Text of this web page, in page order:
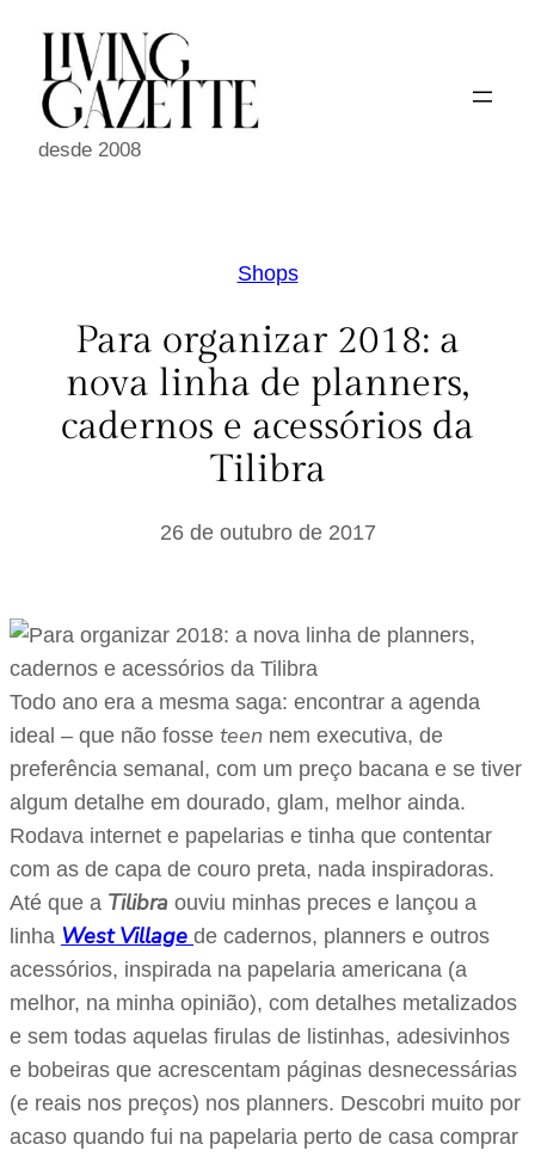
conteúdo
desde 2008
Shops
Para organizar 2018: a
nova linha de planners,
cadernos e acessórios da
Tilibra
26 de outubro de 2017
Todo ano era a mesma saga: encontrar a agenda
ideal – que não fosse teen nem executiva, de
preferência semanal, com um preço bacana e se tiver
algum detalhe em dourado, glam, melhor ainda.
Rodava internet e papelarias e tinha que contentar
com as de capa de couro preta, nada inspiradoras.
Até que a Tilibra ouviu minhas preces e lançou a
linha West Village de cadernos, planners e outros
acessórios, inspirada na papelaria americana (a
melhor, na minha opinião), com detalhes metalizados
e sem todas aquelas firulas de listinhas, adesivinhos
e bobeiras que acrescentam páginas desnecessárias
(e reais nos preços) nos planners. Descobri muito por
acaso quando fui na papelaria perto de casa comprar